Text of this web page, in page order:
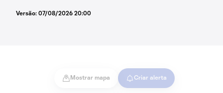
Mostrar mapa Criar alerta
Versão: 07/08/2026 20:00